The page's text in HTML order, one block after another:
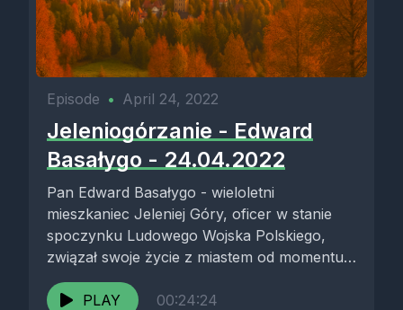
Episode • April 24, 2022
Jeleniogórzanie - Edward
Basałygo - 24.04.2022
Pan Edward Basałygo - wieloletni
mieszkaniec Jeleniej Góry, oficer w stanie
spoczynku Ludowego Wojska Polskiego,
związał swoje życie z miastem od momentu
studiów w...
PLAY
00:24:24